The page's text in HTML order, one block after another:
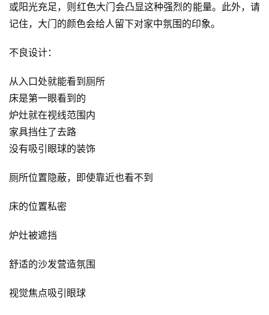
或阳光充足，则红色大门会凸显这种强烈的能量。此外，请
记住，大门的颜色会给人留下对家中氛围的印象。
不良设计：
从入口处就能看到厕所
床是第一眼看到的
炉灶就在视线范围内
家具挡住了去路
没有吸引眼球的装饰
厕所位置隐蔽，即使靠近也看不到
床的位置私密
炉灶被遮挡
舒适的沙发营造氛围
视觉焦点吸引眼球